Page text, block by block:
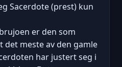
Sacerdote (prest) kun
er den som
meste av den gamle
har justert seg i